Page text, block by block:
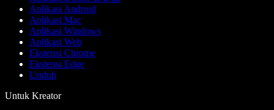
Aplikasi Android
Aplikasi Mac
Aplikasi Windows
Aplikasi Web
Ekstensi Chrome
Ekstensi Edge
Unduh
Untuk Kreator